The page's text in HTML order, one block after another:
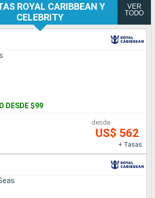
ROYAL CARIBBEAN Y
CELEBRITY
VER
TODO
DESDE $99
desde
US$ 562
+ Tasas